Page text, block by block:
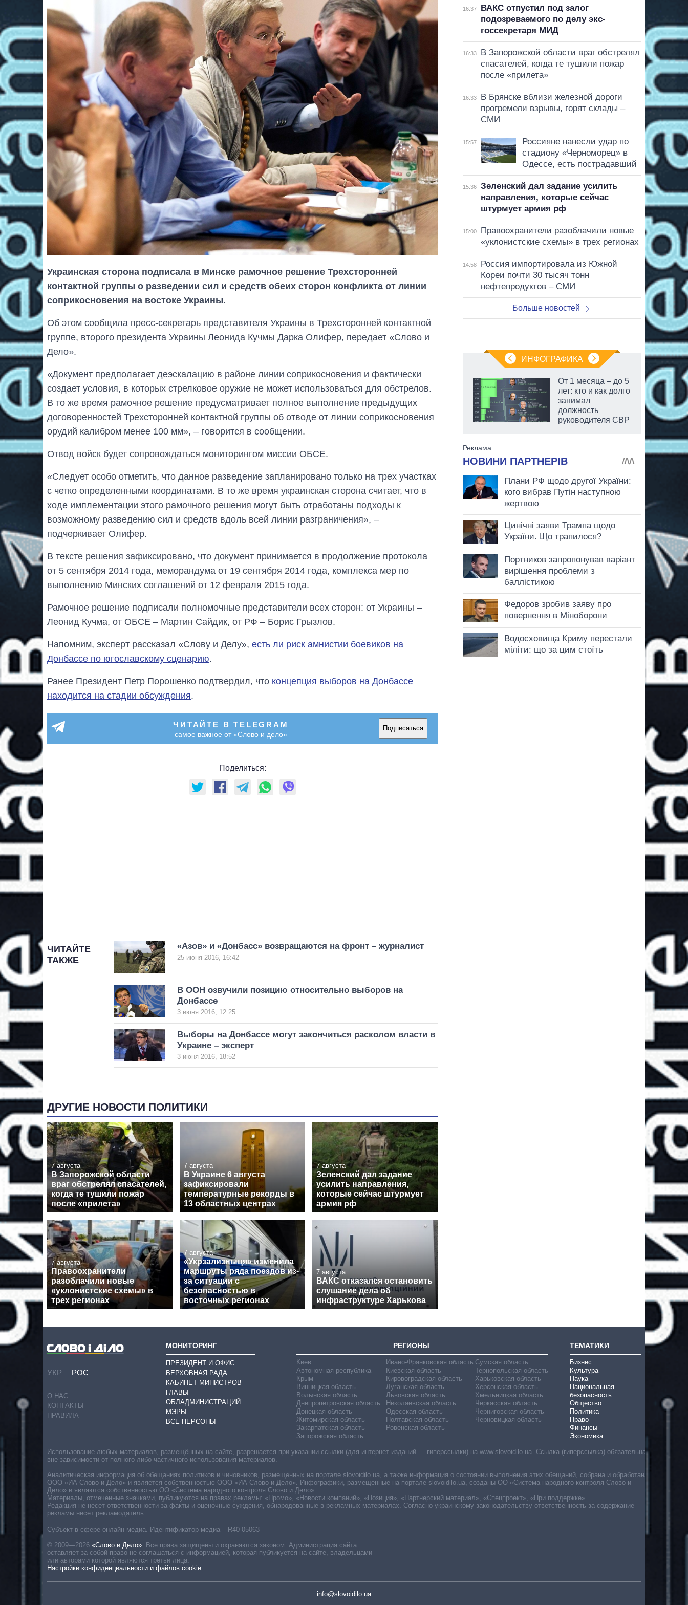
Украинская сторона подписала в Минске рамочное решение Трехсторонней
контактной группы о разведении сил и средств обеих сторон конфликта от линии
соприкосновения на востоке Украины.
Об этом сообщила пресс-секретарь представителя Украины в Трехсторонней контактной
группе, второго президента Украины Леонида Кучмы Дарка Олифер, передает «Слово и
Дело».
«Документ предполагает деэскалацию в районе линии соприкосновения и фактически
создает условия, в которых стрелковое оружие не может использоваться для обстрелов.
В то же время рамочное решение предусматривает полное выполнение предыдущих
договоренностей Трехсторонней контактной группы об отводе от линии соприкосновения
орудий калибром менее 100 мм», – говорится в сообщении.
Отвод войск будет сопровождаться мониторингом миссии ОБСЕ.
«Следует особо отметить, что данное разведение запланировано только на трех участках
с четко определенными координатами. В то же время украинская сторона считает, что в
ходе имплементации этого рамочного решения могут быть отработаны подходы к
возможному разведению сил и средств вдоль всей линии разграничения», –
подчеркивает Олифер.
В тексте решения зафиксировано, что документ принимается в продолжение протокола
от 5 сентября 2014 года, меморандума от 19 сентября 2014 года, комплекса мер по
выполнению Минских соглашений от 12 февраля 2015 года.
Рамочное решение подписали полномочные представители всех сторон: от Украины –
Леонид Кучма, от ОБСЕ – Мартин Сайдик, от РФ – Борис Грызлов.
Напомним, эксперт рассказал «Слову и Делу», есть ли риск амнистии боевиков на
Донбассе по югославскому сценарию.
Ранее Президент Петр Порошенко подтвердил, что концепция выборов на Донбассе
находится на стадии обсуждения.
ЧИТАЙТЕ В TELEGRAM
самое важное от «Слово и дело»
Подписаться
Поделиться:
ЧИТАЙТЕ
ТАКЖЕ
«Азов» и «Донбасс» возвращаются на фронт – журналист
25 июня 2016, 16:42
В ООН озвучили позицию относительно выборов на
Донбассе
3 июня 2016, 12:25
Выборы на Донбассе могут закончиться расколом власти в
Украине – эксперт
3 июня 2016, 18:52
ДРУГИЕ НОВОСТИ ПОЛИТИКИ
7 августа
В Запорожской области
враг обстрелял спасателей,
когда те тушили пожар
после «прилета»
7 августа
В Украине 6 августа
зафиксировали
температурные рекорды в
13 областных центрах
7 августа
Зеленский дал задание
усилить направления,
которые сейчас штурмует
армия рф
7 августа
Правоохранители
разоблачили новые
«уклонистские схемы» в
трех регионах
7 августа
«Укрзализныця» изменила
маршруты ряда поездов из-
за ситуации с
безопасностью в
восточных регионах
7 августа
ВАКС отказался остановить
слушание дела об
инфраструктуре Харькова
16:37
ВАКС отпустил под залог
подозреваемого по делу экс-
госсекретаря МИД
16:33
В Запорожской области враг обстрелял
спасателей, когда те тушили пожар
после «прилета»
16:33
В Брянске вблизи железной дороги
прогремели взрывы, горят склады –
СМИ
15:57
Россияне нанесли удар по
стадиону «Черноморец» в
Одессе, есть пострадавший
15:36
Зеленский дал задание усилить
направления, которые сейчас
штурмует армия рф
15:00
Правоохранители разоблачили новые
«уклонистские схемы» в трех регионах
14:58
Россия импортировала из Южной
Кореи почти 30 тысяч тонн
нефтепродуктов – СМИ
Больше новостей
ИНФОГРАФИКА
гигантов: сколько
стоят и
зарабатывают
OpenAI и Anthropic
От 1 месяца – до 5
лет: кто и как долго
занимал
должность
руководителя СВР
УКР РОС
О НАС
КОНТАКТЫ
ПРАВИЛА
МОНИТОРИНГ
ПРЕЗИДЕНТ И ОФИС
ВЕРХОВНАЯ РАДА
КАБИНЕТ МИНИСТРОВ
ГЛАВЫ
ОБЛАДМИНИСТРАЦИЙ
МЭРЫ
ВСЕ ПЕРСОНЫ
РЕГИОНЫ
Киев
Автономная республика
Крым
Винницкая область
Волынская область
Днепропетровская область
Донецкая область
Житомирская область
Закарпатская область
Запорожская область
Ивано-Франковская область
Киевская область
Кировоградская область
Луганская область
Львовская область
Николаевская область
Одесская область
Полтавская область
Ровенская область
Сумская область
Тернопольская область
Харьковская область
Херсонская область
Хмельницкая область
Черкасская область
Черниговская область
Черновицкая область
ТЕМАТИКИ
Бизнес
Культура
Наука
Национальная
безопасность
Общество
Политика
Право
Финансы
Экономика
Субъект в сфере онлайн-медиа. Идентификатор медиа – R40-05063
© 2009—2026 «Слово и Дело». Все права защищены и охраняются законом. Администрация сайта
оставляет за собой право не соглашаться с информацией, которая публикуется на сайте, владельцами
или авторами которой являются третьи лица.
Настройки конфиденциальности и файлов cookie
info@slovoidilo.ua
Использование любых материалов, размещённых на сайте, разрешается при указании ссылки (для интернет-изданий — гиперссылки) на www.slovoidilo.ua. Ссылка (гиперссылка) обязательна
вне зависимости от полного либо частичного использования материалов.
Аналитическая информация об обещаниях политиков и чиновников, размещенных на портале slovoidilo.ua, а также информация о состоянии выполнения этих обещаний, собрана и обработана
ООО «ИА Слово и Дело» и является собственностью ООО «ИА Слово и Дело». Инфографики, размещенные на портале slovoidilo.ua, созданы ОО «Система народного контроля Слово и
Дело» и являются собственностью ОО «Система народного контроля Слово и Дело».
Материалы, отмеченные значками, публикуются на правах рекламы: «Промо», «Новости компаний», «Позиция», «Партнерский материал», «Спецпроект», «При поддержке».
Редакция не несет ответственности за факты и оценочные суждения, обнародованные в рекламных материалах. Согласно украинскому законодательству ответственность за содержание
рекламы несет рекламодатель.